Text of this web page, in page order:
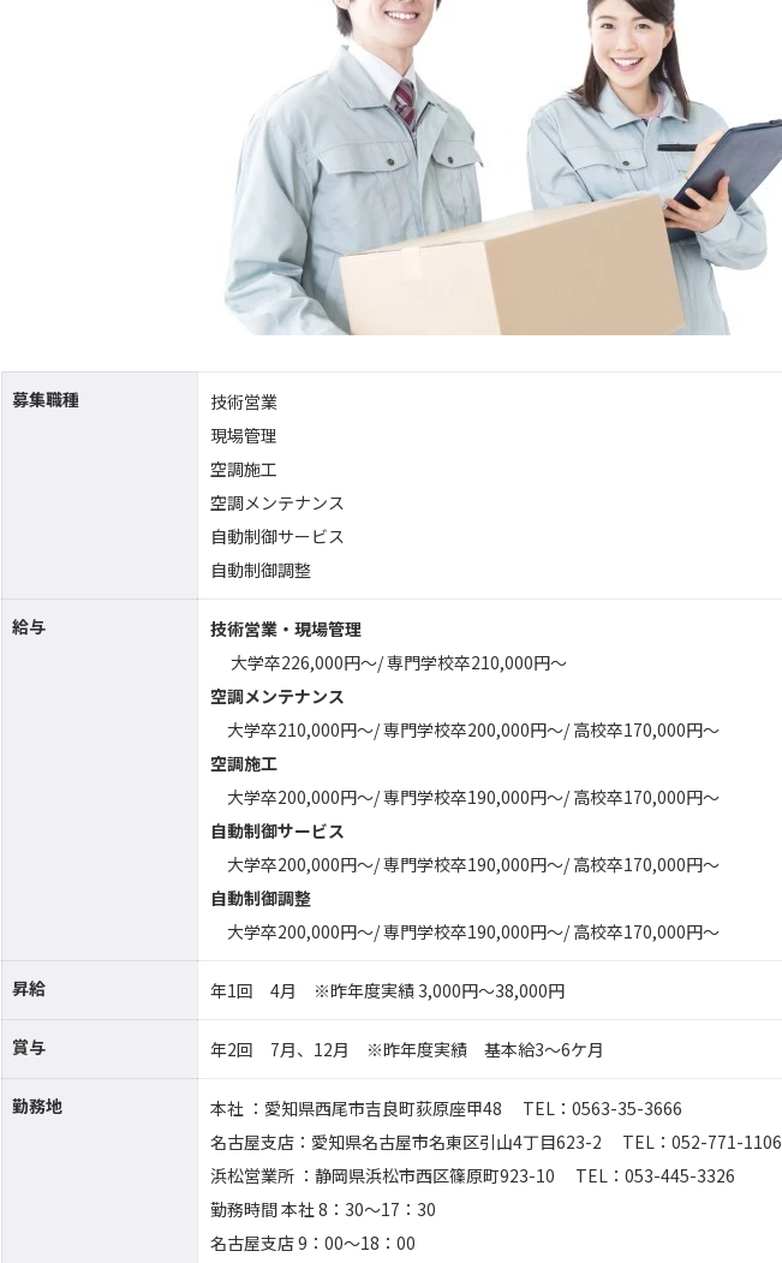
募集職種
技術営業
現場管理
空調施工
空調メンテナンス
自動制御サービス
自動制御調整
給与
技術営業・現場管理
大学卒226,000円～/ 専門学校卒210,000円～
空調メンテナンス
大学卒210,000円～/ 専門学校卒200,000円～/ 高校卒170,000円～
空調施工
大学卒200,000円～/ 専門学校卒190,000円～/ 高校卒170,000円～
自動制御サービス
大学卒200,000円～/ 専門学校卒190,000円～/ 高校卒170,000円～
自動制御調整
大学卒200,000円～/ 専門学校卒190,000円～/ 高校卒170,000円～
昇給 年1回 4月 ※昨年度実績 3,000円～38,000円
賞与 年2回 7月、12月 ※昨年度実績 基本給3～6ケ月
勤務地
本社 ：愛知県西尾市吉良町荻原座甲48 TEL：0563-35-3666
名古屋支店：愛知県名古屋市名東区引山4丁目623-2 TEL：052-771-1106
浜松営業所 ：静岡県浜松市西区篠原町923-10 TEL：053-445-3326
勤務時間 本社 8：30～17：30
名古屋支店 9：00～18：00